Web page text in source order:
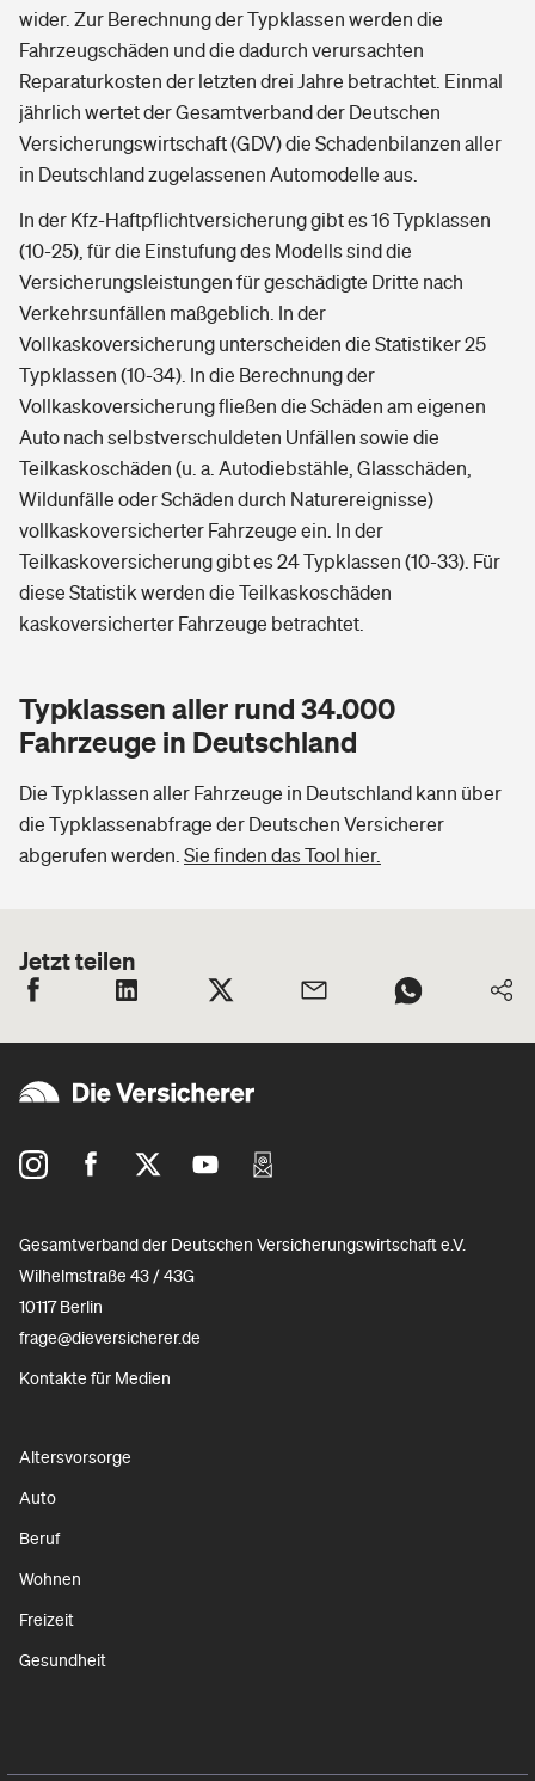
wider. Zur Berechnung der Typklassen werden die
Fahrzeugschäden und die dadurch verursachten
Reparaturkosten der letzten drei Jahre betrachtet. Einmal
jährlich wertet der Gesamtverband der Deutschen
Versicherungswirtschaft (GDV) die Schadenbilanzen aller
in Deutschland zugelassenen Automodelle aus.
In der Kfz-Haftpflichtversicherung gibt es 16 Typklassen
(10-25), für die Einstufung des Modells sind die
Versicherungsleistungen für geschädigte Dritte nach
Verkehrsunfällen maßgeblich. In der
Vollkaskoversicherung unterscheiden die Statistiker 25
Typklassen (10-34). In die Berechnung der
Vollkaskoversicherung fließen die Schäden am eigenen
Auto nach selbstverschuldeten Unfällen sowie die
Teilkaskoschäden (u. a. Autodiebstähle, Glasschäden,
Wildunfälle oder Schäden durch Naturereignisse)
vollkaskoversicherter Fahrzeuge ein. In der
Teilkaskoversicherung gibt es 24 Typklassen (10-33). Für
diese Statistik werden die Teilkaskoschäden
kaskoversicherter Fahrzeuge betrachtet.
Typklassen aller rund 34.000
Fahrzeuge in Deutschland
Die Typklassen aller Fahrzeuge in Deutschland kann über
die Typklassenabfrage der Deutschen Versicherer
abgerufen werden. Sie finden das Tool hier.
Jetzt teilen
Gesamtverband der Deutschen Versicherungswirtschaft e.V.
Wilhelmstraße 43 / 43G
10117 Berlin
frage@dieversicherer.de
Kontakte für Medien
Altersvorsorge
Auto
Beruf
Wohnen
Freizeit
Gesundheit